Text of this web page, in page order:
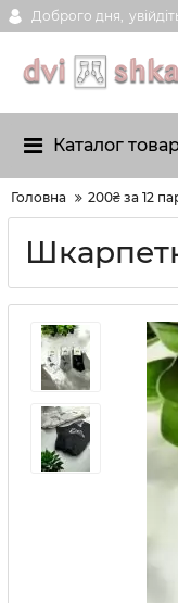
Доброго дня,
Каталог
Головна 200₴ за 12